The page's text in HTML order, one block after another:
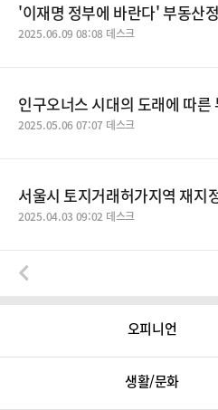
'이재명 정부에 바란다' 부동산
2025.06.09 08:08 데스크
인구오너스 시대의 도래에 따른
2025.05.06 07:07 데스크
서울시 토지거래허가지역 재지
2025.04.03 09:02 데스크
오피니언
생활/문화